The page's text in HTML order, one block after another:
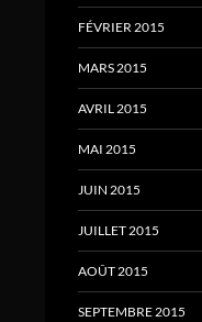
FÉVRIER 2015
MARS 2015
AVRIL 2015
MAI 2015
JUIN 2015
JUILLET 2015
AOÛT 2015
SEPTEMBRE 2015